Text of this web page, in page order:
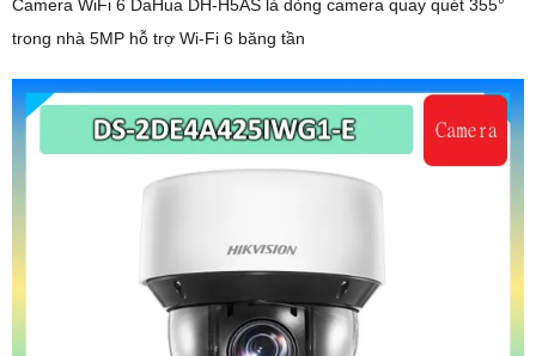
Camera WiFi 6 DaHua DH-H5AS là dòng camera quay quét 355°
trong nhà 5MP hỗ trợ Wi-Fi 6 băng tần